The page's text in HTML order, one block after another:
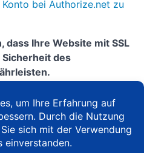
bei Authorize.net zu
dass Ihre Website mit SSL
des
dass Ihre Website mit
Fragen dazu haben,
wenden - er sollte
Webhoster bieten